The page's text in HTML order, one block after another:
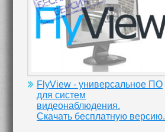
FlyView - универсальное ПО
для систем
видеонаблюдения.
Скачать бесплатную версию.